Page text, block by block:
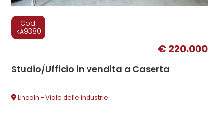
Cod.
kA9380
€ 220.000
Studio/Ufficio in vendita a Caserta
Lincoln - Viale delle industrie